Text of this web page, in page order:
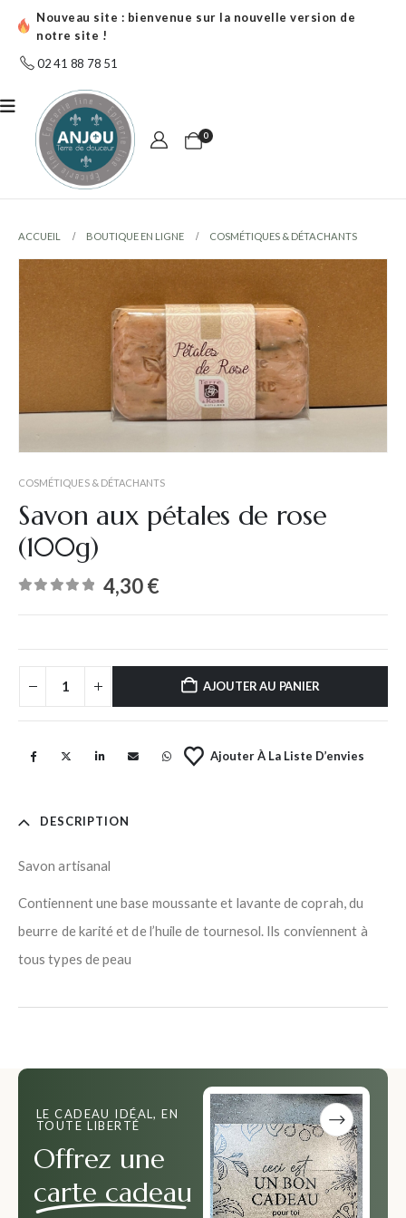
Nouveau site : bienvenue sur la nouvelle version de
notre site !
02 41 88 78 51
0
ACCUEIL BOUTIQUE EN LIGNE COSMÉTIQUES & DÉTACHANTS
COSMÉTIQUES & DÉTACHANTS
Savon aux pétales de rose
(100g)
4,30€
AJOUTER AU PANIER
Ajouter À La Liste D’envies
DESCRIPTION
Savon artisanal
Contiennent une base moussante et lavante de coprah, du
beurre de karité et de l’huile de tournesol. Ils conviennent à
tous types de peau
LE CADEAU IDÉAL, EN
TOUTE LIBERTÉ
Offrez une
carte cadeau